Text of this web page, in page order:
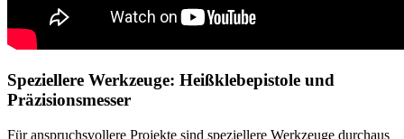
Speziellere Werkzeuge: Heißklebepistole und
Präzisionsmesser
Für anspruchsvollere Projekte sind speziellere Werkzeuge durchaus